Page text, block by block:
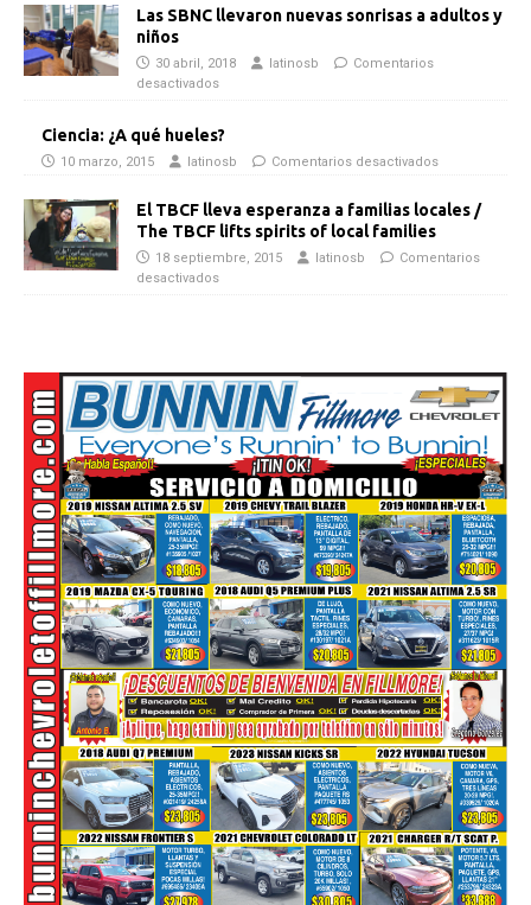
Las SBNC llevaron nuevas sonrisas a adultos y
niños
30 abril, 2018 latinosb
Comentarios
desactivados
Ciencia: ¿A qué hueles?
10 marzo, 2015 latinosb Comentarios desactivados
El TBCF lleva esperanza a familias locales /
The TBCF lifts spirits of local families
18 septiembre, 2015 latinosb
Comentarios
desactivados